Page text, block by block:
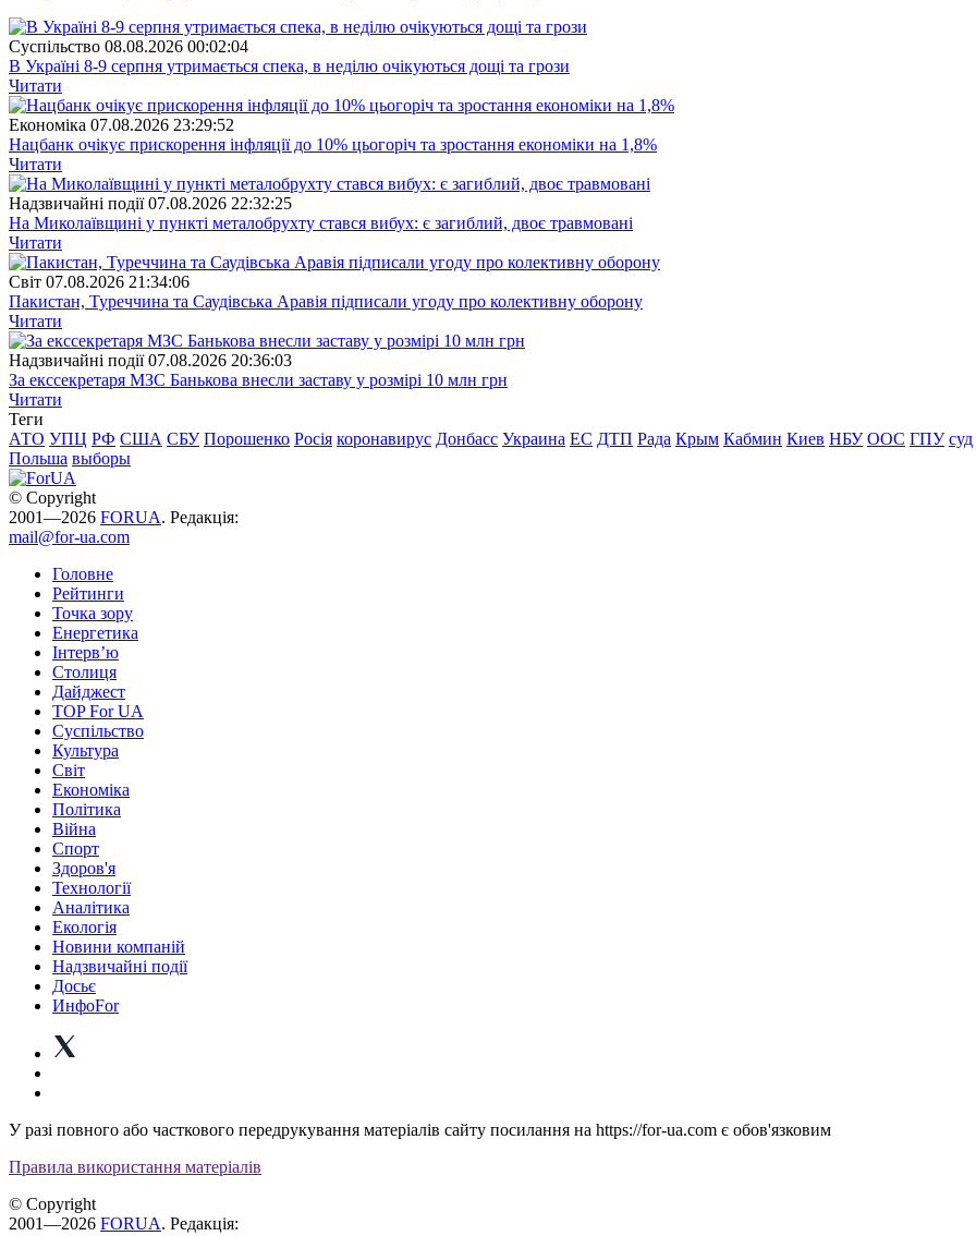
Суспiльство 08.08.2026 00:02:04
В Україні 8-9 серпня утримається спека, в неділю очікуються дощі та грози
Читати
Економіка 07.08.2026 23:29:52
Нацбанк очікує прискорення інфляції до 10% цьогоріч та зростання економіки на 1,8%
Читати
Надзвичайні події 07.08.2026 22:32:25
На Миколаївщині у пункті металобрухту стався вибух: є загиблий, двоє травмовані
Читати
Свiт 07.08.2026 21:34:06
Пакистан, Туреччина та Саудівська Аравія підписали угоду про колективну оборону
Читати
Надзвичайні події 07.08.2026 20:36:03
За екссекретаря МЗС Банькова внесли заставу у розмірі 10 млн грн
Читати
Теги
АТО УПЦ РФ США СБУ Порошенко Росія коронавирус Донбасс Украина ЕС ДТП Рада Крым Кабмин Киев НБУ ООС ГПУ суд
Польша выборы
© Copyright
2001—2026 FORUA. Редакція:
mail@for-ua.com
Головне
Рейтинги
Точка зору
Енергетика
Інтерв’ю
Столиця
Дайджест
TOP For UA
Суспiльство
Культура
Світ
Економіка
Політика
Війна
Спорт
Здоров'я
Технології
Аналітика
Екологія
Новини компаній
Надзвичайні події
Досьє
ИнфоFor
У разі повного або часткового передрукування матеріалів сайту посилання на https://for-ua.com є обов'язковим
Правила використання матеріалів
© Copyright
2001—2026 FORUA. Редакція: